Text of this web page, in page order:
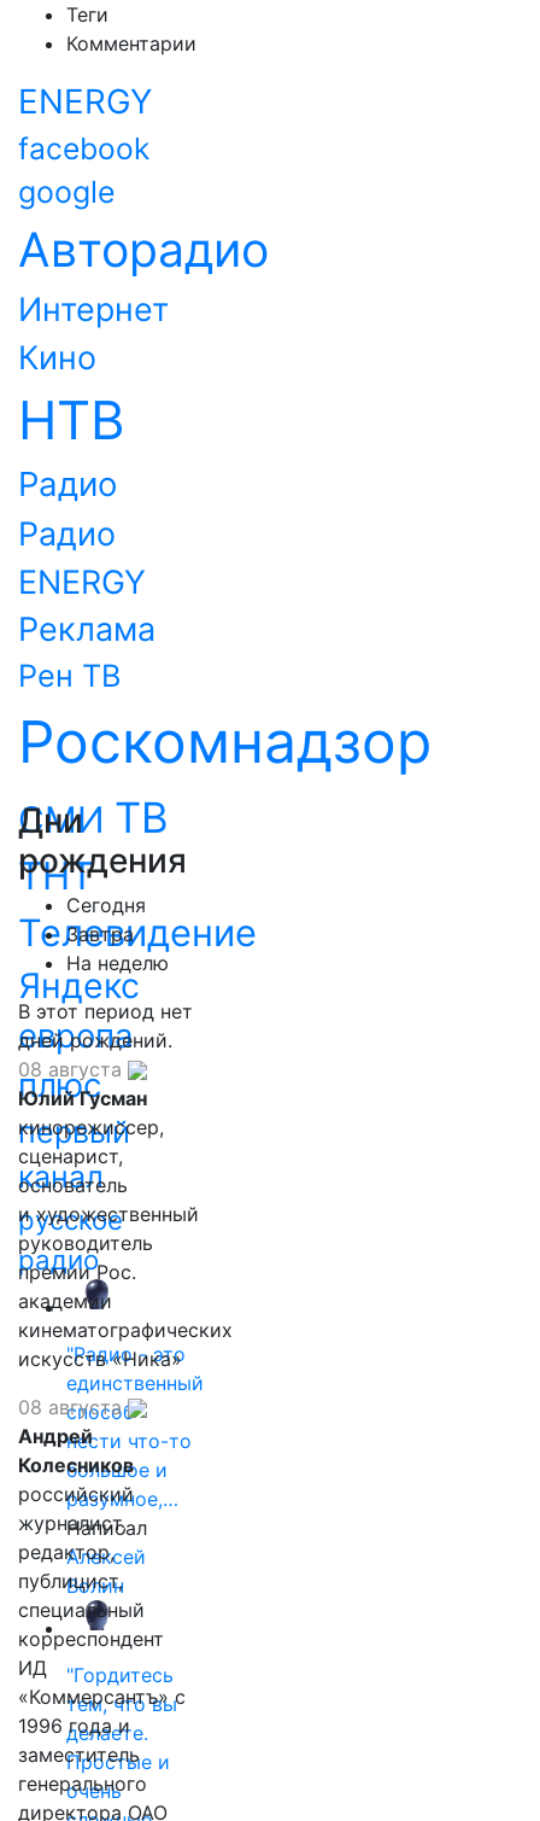
Теги
Комментарии
ENERGY
facebook
google
Авторадио
Интернет
Кино
НТВ
Радио
Радио
ENERGY
Реклама
Рен ТВ
Роскомнадзор
СМИ ТВ
ТНТ
Телевидение
Яндекс
европа
плюс
первый
канал
русское
радио
"Радио - это
единственный
способ
нести что-то
большое и
разумное,…
Написал
Алексей
Волин
"Гордитесь
тем, что вы
делаете.
Простые и
очень
Дни
рождения
Сегодня
Завтра
На неделю
В этот период нет
дней рождений.
08 августа
Юлий Гусман
кинорежиссер,
сценарист,
основатель
и художественный
руководитель
премии Рос.
академии
кинематографических
искусств «Ника»
08 августа
Андрей
Колесников
российский
журналист,
редактор,
публицист,
специальный
корреспондент
ИД
«Коммерсантъ» с
1996 года и
заместитель
генерального
директора ОАО